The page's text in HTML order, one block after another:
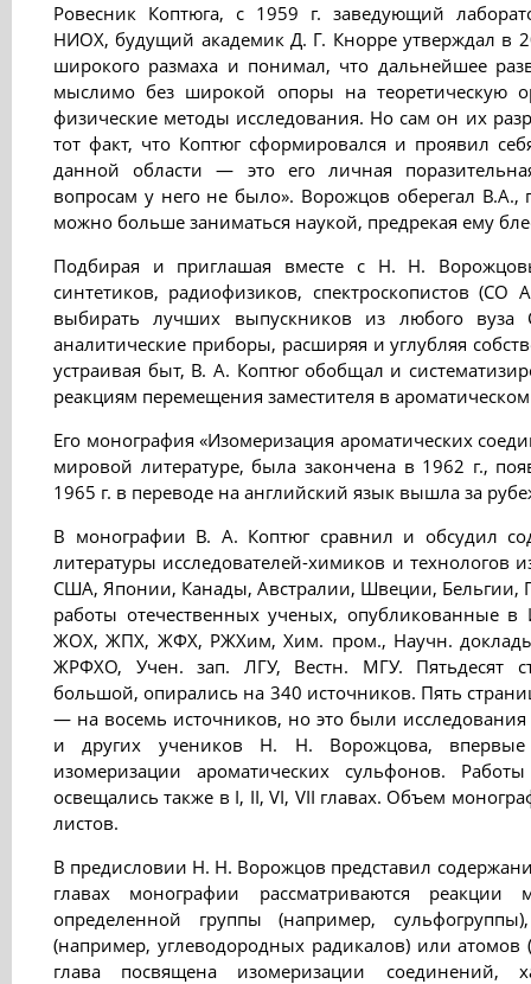
Ровесник Коптюга, с 1959 г. заведующий
НИОХ, будущий академик Д. Г. Кнорре утверждал в
широкого размаха и понимал, что дальнейшее
мыслимо без широкой опоры на теоретическую
физические методы исследования. Но сам он их
тот факт, что Коптюг сформировался и проявил
данной области — это его личная
вопросам у него не было». Ворожцов оберегал В.А.,
можно больше заниматься наукой, предрекая ему
Подбирая и приглашая вместе с Н. Н.
синтетиков, радиофизиков, спектроскопистов
выбирать лучших выпускников из любого вуза
аналитические приборы, расширяя и углубляя
устраивая быт, В. А. Коптюг обобщал и
реакциям перемещения заместителя в
Его монография «Изомеризация ароматических
мировой литературе, была закончена в 1962 г.,
1965 г. в переводе на английский язык вышла за
В монографии В. А. Коптюг сравнил и обсудил
литературы исследователей-химиков и
США, Японии, Канады, Австралии, Швеции, Бельгии,
работы отечественных ученых, опубликованные
ЖОХ, ЖПХ, ЖФХ, РЖХим, Хим. пром., Научн.
ЖРФХО, Учен. зап. ЛГУ, Вестн. МГУ. Пятьдесят
большой, опирались на 340 источников. Пять
— на восемь источников, но это были
и других учеников Н. Н. Ворожцова, впервые
изомеризации ароматических сульфонов.
освещались также в I, II, VI, VII главах. Объем
листов.
В предисловии Н. Н. Ворожцов представил
главах монографии рассматриваются реакции
определенной группы (например,
(например, углеводородных радикалов) или атомов
глава посвящена изомеризации соединений,